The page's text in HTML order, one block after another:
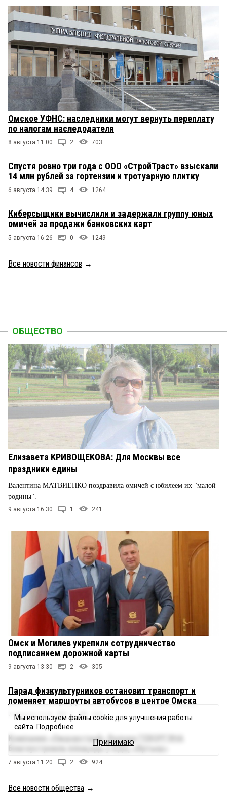
Омское УФНС: наследники могут вернуть переплату
по налогам наследодателя
8 августа 11:00 2 703
Спустя ровно три года с ООО «СтройТраст» взыскали
14 млн рублей за гортензии и тротуарную плитку
6 августа 14:39 4 1264
Киберсыщики вычислили и задержали группу юных
омичей за продажи банковских карт
5 августа 16:26 0 1249
Все новости финансов →
ОБЩЕСТВО
Елизавета КРИВОЩЕКОВА: Для Москвы все
праздники едины
Валентина МАТВИЕНКО поздравила омичей с юбилеем их "малой
родины".
9 августа 16:30 1 241
Омск и Могилев укрепили сотрудничество
подписанием дорожной карты
9 августа 13:30 2 305
Парад физкультурников остановит транспорт и
поменяет маршруты автобусов в центре Омска
7 августа 13:20 2 932
Компания «Омдорстрой» Валоди ГЕВОРГЯНА
благоустроила площадь у КДЦ «Иртыш»
7 августа 11:20 2 924
Все новости общества →
Мы используем файлы cookie для улучшения работы
сайта. Подробнее
Принимаю